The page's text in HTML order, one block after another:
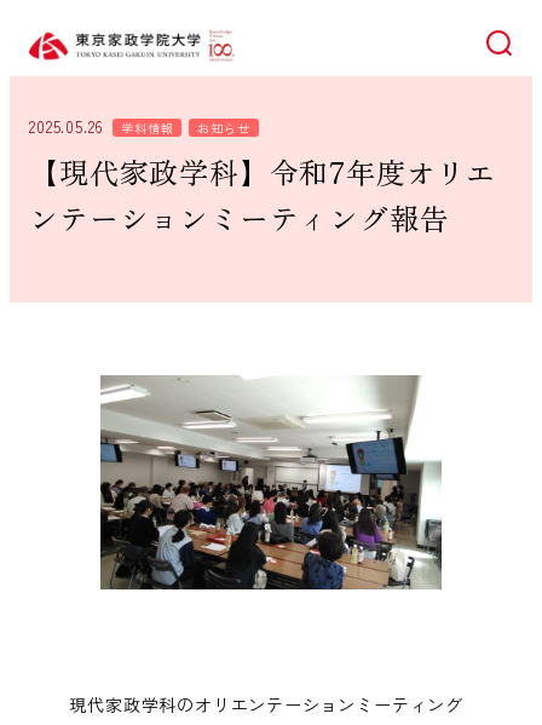
検索
2025.05.26 学科情報 お知らせ
【現代家政学科】令和7年度オリエ
ンテーションミーティング報告
現代家政学科のオリエンテーションミーティング